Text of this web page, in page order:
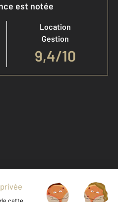
est notée
Location
Gestion
9,4/10